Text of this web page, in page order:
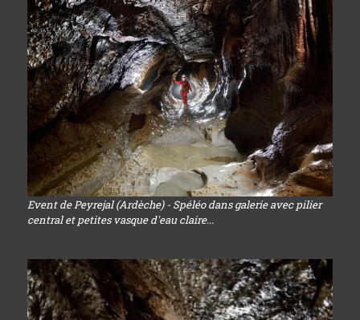
Event de Peyrejal (Ardèche) - Spéléo dans galerie avec pilier
central et petites vasque d'eau claire...